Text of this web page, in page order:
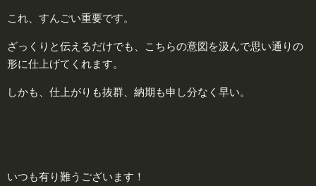
これ、すんごい重要です。
ざっくりと伝えるだけでも、こちらの意図を汲んで思い通りの
形に仕上げてくれます。
しかも、仕上がりも抜群、納期も申し分なく早い。
いつも有り難うございます！